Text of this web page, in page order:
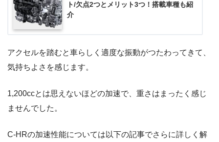
ト/欠点2つとメリット3つ！搭載車種も紹
介
アクセルを踏むと車らしく適度な振動がつたわってきて、
気持ちよさを感じます。
1,200ccとは思えないほどの加速で、重さはまったく感じ
ませんでした。
C-HRの加速性能については以下の記事でさらに詳しく解